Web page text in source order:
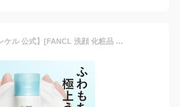
洗顔パウダー 【ファンケル 公式】[FANCL 洗顔 化粧品 無添加 洗顔料 洗顔フォーム パウダー スキンケア 角栓 基礎化粧品 粉 フェイスウォッシュ 洗顔石鹸 洗顔せっけん 毛穴 毛穴ケア 弱酸性 乾燥肌 メンズ 皮脂]